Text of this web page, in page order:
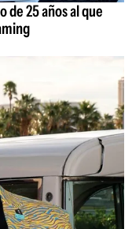
de 25 años al que